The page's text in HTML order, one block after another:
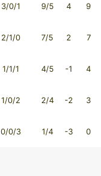
3/0/1 9/5 4 9
2/1/0 7/5 2 7
1/1/1 4/5 -1 4
1/0/2 2/4 -2 3
0/0/3 1/4 -3 0